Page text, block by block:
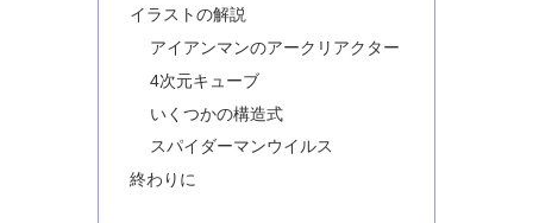
イラストの解説
アイアンマンのアークリアクター
4次元キューブ
いくつかの構造式
スパイダーマンウイルス
終わりに